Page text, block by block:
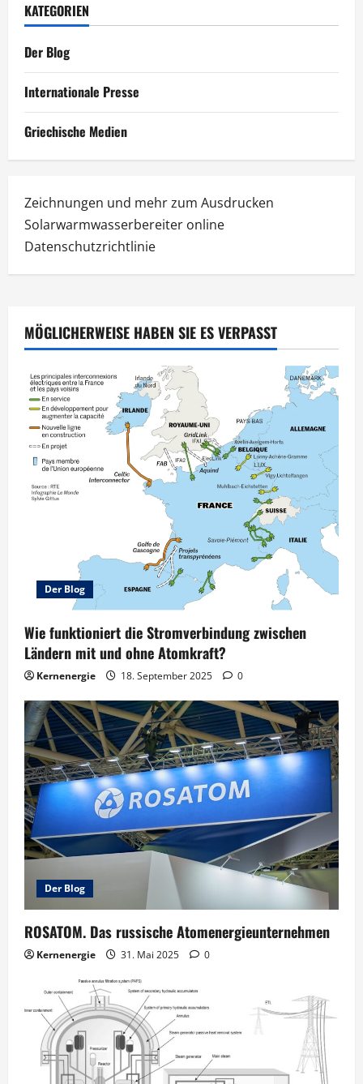
KATEGORIEN
Der Blog
Internationale Presse
Griechische Medien
Zeichnungen und mehr zum Ausdrucken
Solarwarmwasserbereiter online
Datenschutzrichtlinie
MÖGLICHERWEISE HABEN SIE ES VERPASST
Der Blog
Wie funktioniert die Stromverbindung zwischen
Ländern mit und ohne Atomkraft?
Kernenergie 18. September 2025 0
Der Blog
ROSATOM. Das russische Atomenergieunternehmen
Kernenergie 31. Mai 2025 0